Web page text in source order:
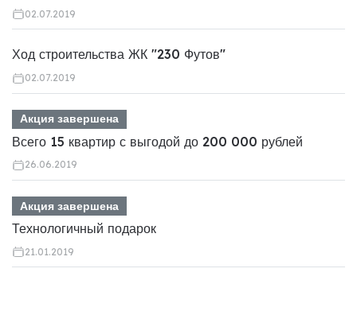
02.07.2019
Ход строительства ЖК "230 Футов"
02.07.2019
Акция завершена
Всего 15 квартир с выгодой до 200 000 рублей
26.06.2019
Акция завершена
Технологичный подарок
21.01.2019